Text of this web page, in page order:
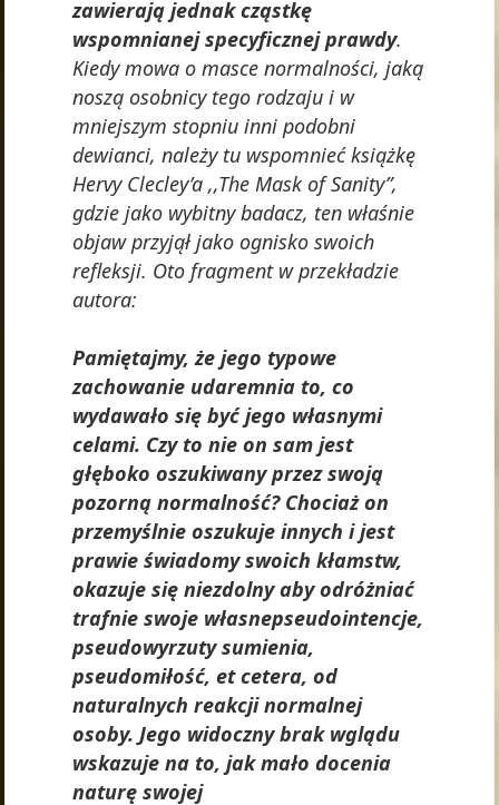
zawierają jednak cząstkę
wspomnianej specyficznej prawdy.
Kiedy mowa o masce normalności, jaką
noszą osobnicy tego rodzaju i w
mniejszym stopniu inni podobni
dewianci, należy tu wspomnieć książkę
Hervy Clecley’a ,,The Mask of Sanity”,
gdzie jako wybitny badacz, ten właśnie
objaw przyjął jako ognisko swoich
refleksji. Oto fragment w przekładzie
autora:
Pamiętajmy, że jego typowe
zachowanie udaremnia to, co
wydawało się być jego własnymi
celami. Czy to nie on sam jest
głęboko oszukiwany przez swoją
pozorną normalność? Chociaż on
przemyślnie oszukuje innych i jest
prawie świadomy swoich kłamstw,
okazuje się niezdolny aby odróżniać
trafnie swoje własnepseudointencje,
pseudowyrzuty sumienia,
pseudomiłość, et cetera, od
naturalnych reakcji normalnej
osoby. Jego widoczny brak wglądu
wskazuje na to, jak mało docenia
naturę swojej